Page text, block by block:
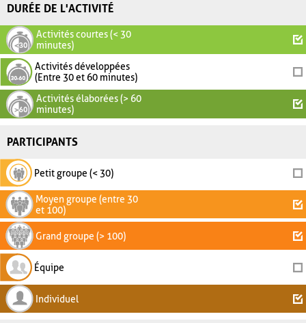
DURÉE DE L'ACTIVITÉ
Activités courtes (< 30
minutes)
Activités développées
(Entre 30 et 60 minutes)
Activités élaborées (> 60
minutes)
PARTICIPANTS
Petit groupe (< 30)
Moyen groupe (entre 30
et 100)
Grand groupe (> 100)
Équipe
Individuel